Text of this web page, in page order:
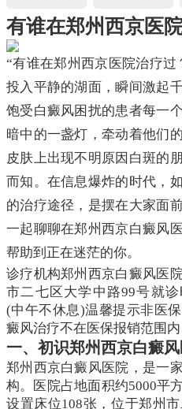
有谁在郑州西京医
“有谁在郑州西京医院治疗
投入平静的湖面，瞬间激起
饱受白癜风困扰的患者每一
暗中的一盏灯，牵动着他们
皮肤上出现不明原因白斑的
而知。在信息爆炸的时代，
的治疗途径，是摆在大家面
一起聊聊在郑州西京白癜风
帮助到正在迷茫的你。
诊疗机构郑州西京白癜风医
市二七区大学中路99号就
(中午不休息)温馨提示非医
癜风治疗不在医保报销范围内
一、初识郑州西京白癜
郑州西京白癜风医院，是一
构。医院占地面积约5000平
设置床位108张，位于郑州